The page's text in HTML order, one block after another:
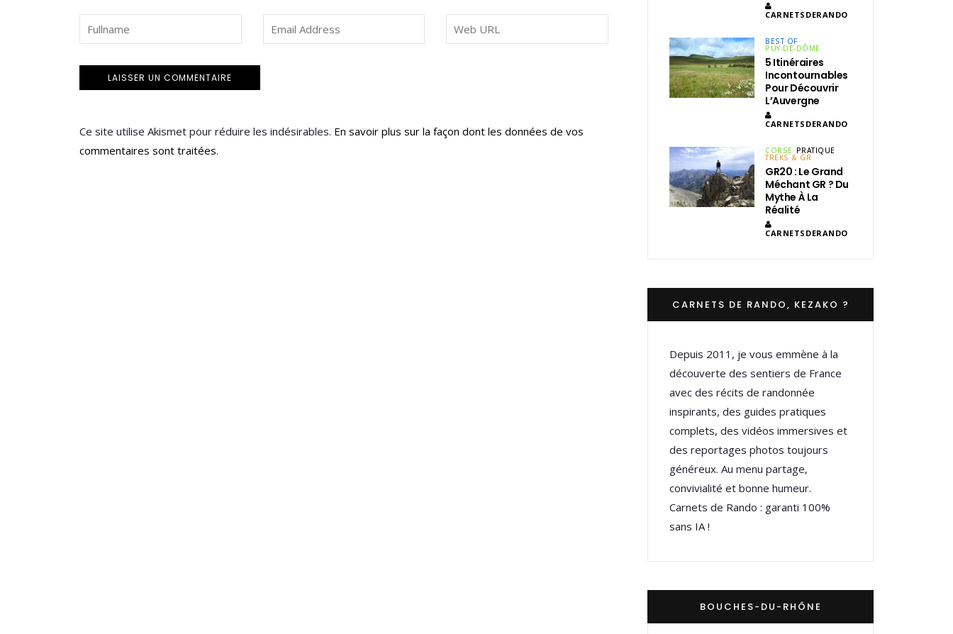
Ce site utilise Akismet pour réduire les indésirables. En savoir plus sur la façon dont les données de vos
commentaires sont traitées.
CARNETSDERANDO
BEST OF
PUY-DE-DÔME
5 Itinéraires
Incontournables
Pour Découvrir
L’Auvergne
CARNETSDERANDO
CORSE PRATIQUE
TREKS & GR
GR20 : Le Grand
Méchant GR ? Du
Mythe À La
Réalité
CARNETSDERANDO
CARNETS DE RANDO, KEZAKO ?
Depuis 2011, je vous emmène à la
découverte des sentiers de France
avec des récits de randonnée
inspirants, des guides pratiques
complets, des vidéos immersives et
des reportages photos toujours
généreux. Au menu partage,
convivialité et bonne humeur.
Carnets de Rando : garanti 100%
sans IA !
BOUCHES-DU-RHÔNE